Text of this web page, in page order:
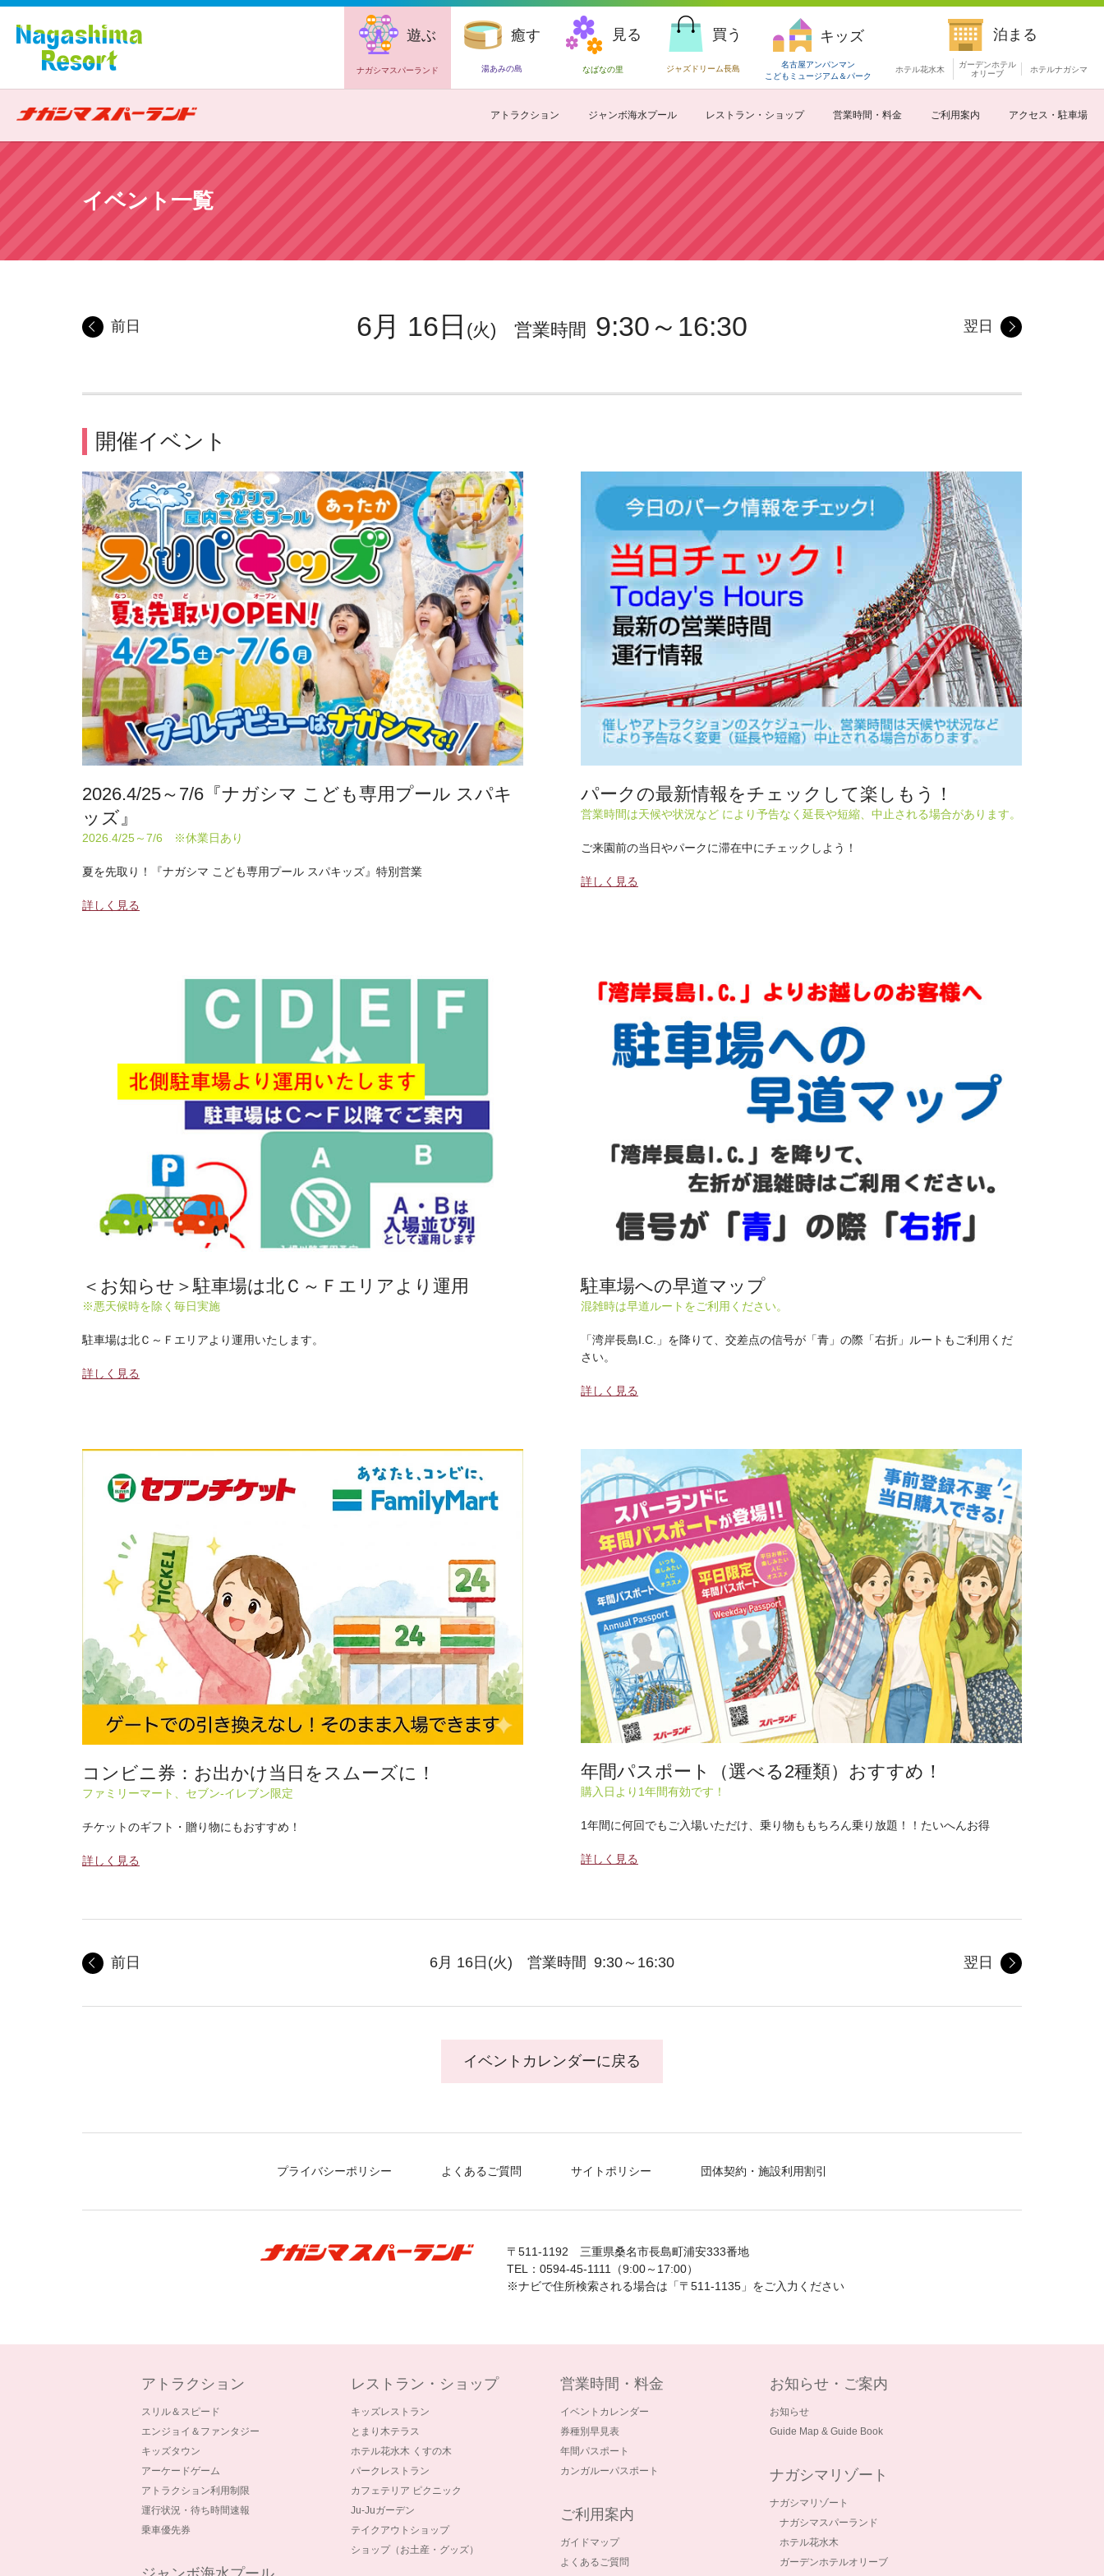
遊ぶ
ナガシマスパーランド
癒す
湯あみの島
見る
なばなの里
買う
ジャズドリーム長島
キッズ
名古屋アンパンマン
こどもミュージアム ＆パーク
泊まる
ホテル花水木
ガーデンホテル
オリーブ
ホテルナガシマ
アトラクション ジャンボ海水プール レストラン・ショップ 営業時間・料金 ご利用案内 アクセス・駐車場
イベント一覧
6月 16日 (火) 営業時間 9:30～16:30
前日 翌日
開催イベント
2026.4/25～7/6『ナガシマ こども専用プール スパキ
ッズ』
2026.4/25～7/6 ※休業日あり
夏を先取り！『ナガシマ こども専用プール スパキッズ』特別営業
詳しく見る
パークの最新情報をチェックして楽しもう！
営業時間は天候や状況など により予告なく延長や短縮、中止される場合があります。
ご来園前の当日やパークに滞在中にチェックしよう！
詳しく見る
＜お知らせ＞駐車場は北Ｃ～Ｆエリアより運用
※悪天候時を除く毎日実施
駐車場は北Ｃ～Ｆエリアより運用いたします。
詳しく見る
駐車場への早道マップ
混雑時は早道ルートをご利用ください。
「湾岸長島I.C.」を降りて、交差点の信号が「青」の際「右折」ルートもご利用くだ
さい。
詳しく見る
コンビニ券：お出かけ当日をスムーズに！
ファミリーマート、セブン-イレブン限定
チケットのギフト・贈り物にもおすすめ！
詳しく見る
年間パスポート（選べる2種類）おすすめ！
購入日より1年間有効です！
1年間に何回でもご入場いただけ、乗り物ももちろん乗り放題！！たいへんお得
詳しく見る
6月 16日 (火) 営業時間 9:30～16:30
前日 翌日
イベントカレンダーに戻る
プライバシーポリシー よくあるご質問 サイトポリシー 団体契約・施設利用割引
〒511-1192
三重県桑名市長島町浦安333番地
TEL：0594-45-1111（9:00～17:00）
※ナビで住所検索される場合は「〒511-1135」をご入力ください
アトラクション
スリル＆スピード
エンジョイ＆ファンタジー
キッズタウン
アーケードゲーム
アトラクション利用制限
運行状況・待ち時間速報
乗車優先券
レストラン・ショップ
キッズレストラン
とまり木テラス
ホテル花水木 くすの木
パークレストラン
カフェテリア ピクニック
Ju-Juガーデン
テイクアウトショップ
ショップ（お土産・グッズ）
営業時間・料金
イベントカレンダー
券種別早見表
年間パスポート
カンガルーパスポート
ご利用案内
ガイドマップ
よくあるご質問
お知らせ・ご案内
お知らせ
Guide Map & Guide Book
ナガシマリゾート
ナガシマリゾート
ナガシマスパーランド
ホテル花水木
ガーデンホテルオリーブ